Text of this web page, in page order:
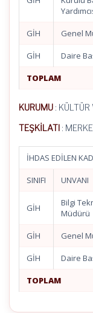
GİH Genel
GİH Daire
TOPLAM
KURUMU :
TEŞKİLATI :
İHDAS EDİLEN
SINIFI UNVANI
GİH
Bilgi
Müdürü
GİH Genel
GİH Daire
TOPLAM